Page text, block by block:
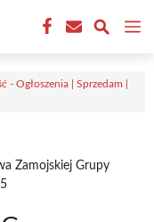
- Ogłoszenia | Sprzedam |
Zamojskiej Grupy